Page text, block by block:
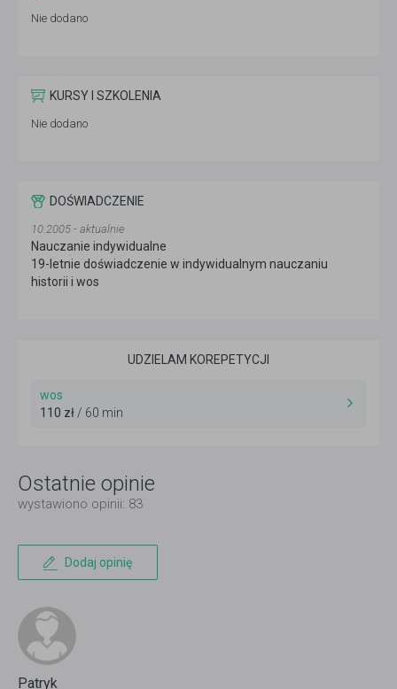
Nie dodano
KURSY I SZKOLENIA
Nie dodano
DOŚWIADCZENIE
10.2005 - aktualnie
Nauczanie indywidualne
19-letnie doświadczenie w indywidualnym nauczaniu
historii i wos
UDZIELAM KOREPETYCJI
wos
110 zł/ 60 min
Ostatnie opinie
wystawiono opinii: 83
Dodaj opinię
Patryk